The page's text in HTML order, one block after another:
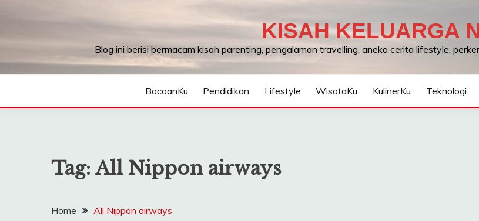
KISAH KELUARGA
Blog ini berisi bermacam kisah parenting, pengalaman travelling, aneka cerita lifestyle,
BacaanKu Pendidikan Lifestyle WisataKu KulinerKu Teknologi
Tag: All Nippon airways
Home All Nippon airways